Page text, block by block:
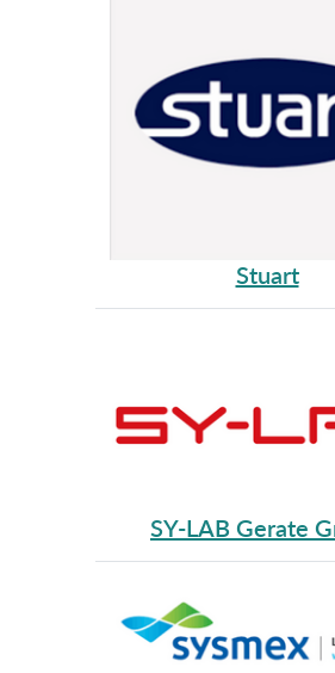
Stuart
SY-LAB Gerate